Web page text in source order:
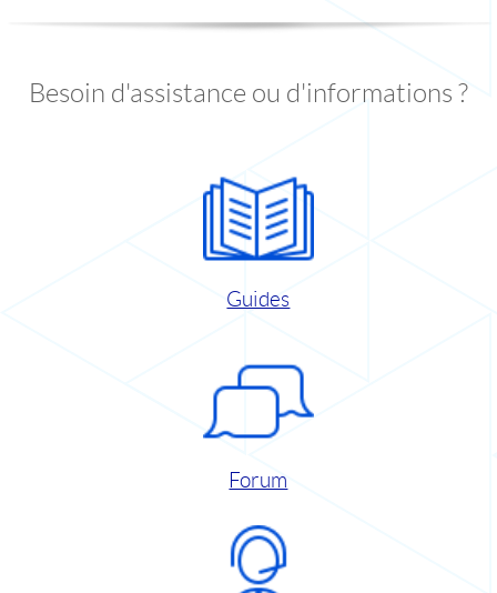
Besoin d'assistance ou d'informations ?
Guides
Forum